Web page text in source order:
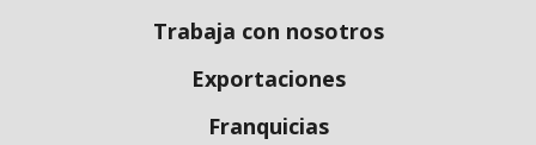
Trabaja con nosotros
Exportaciones
Franquicias